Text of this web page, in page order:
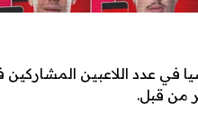
من قبل.